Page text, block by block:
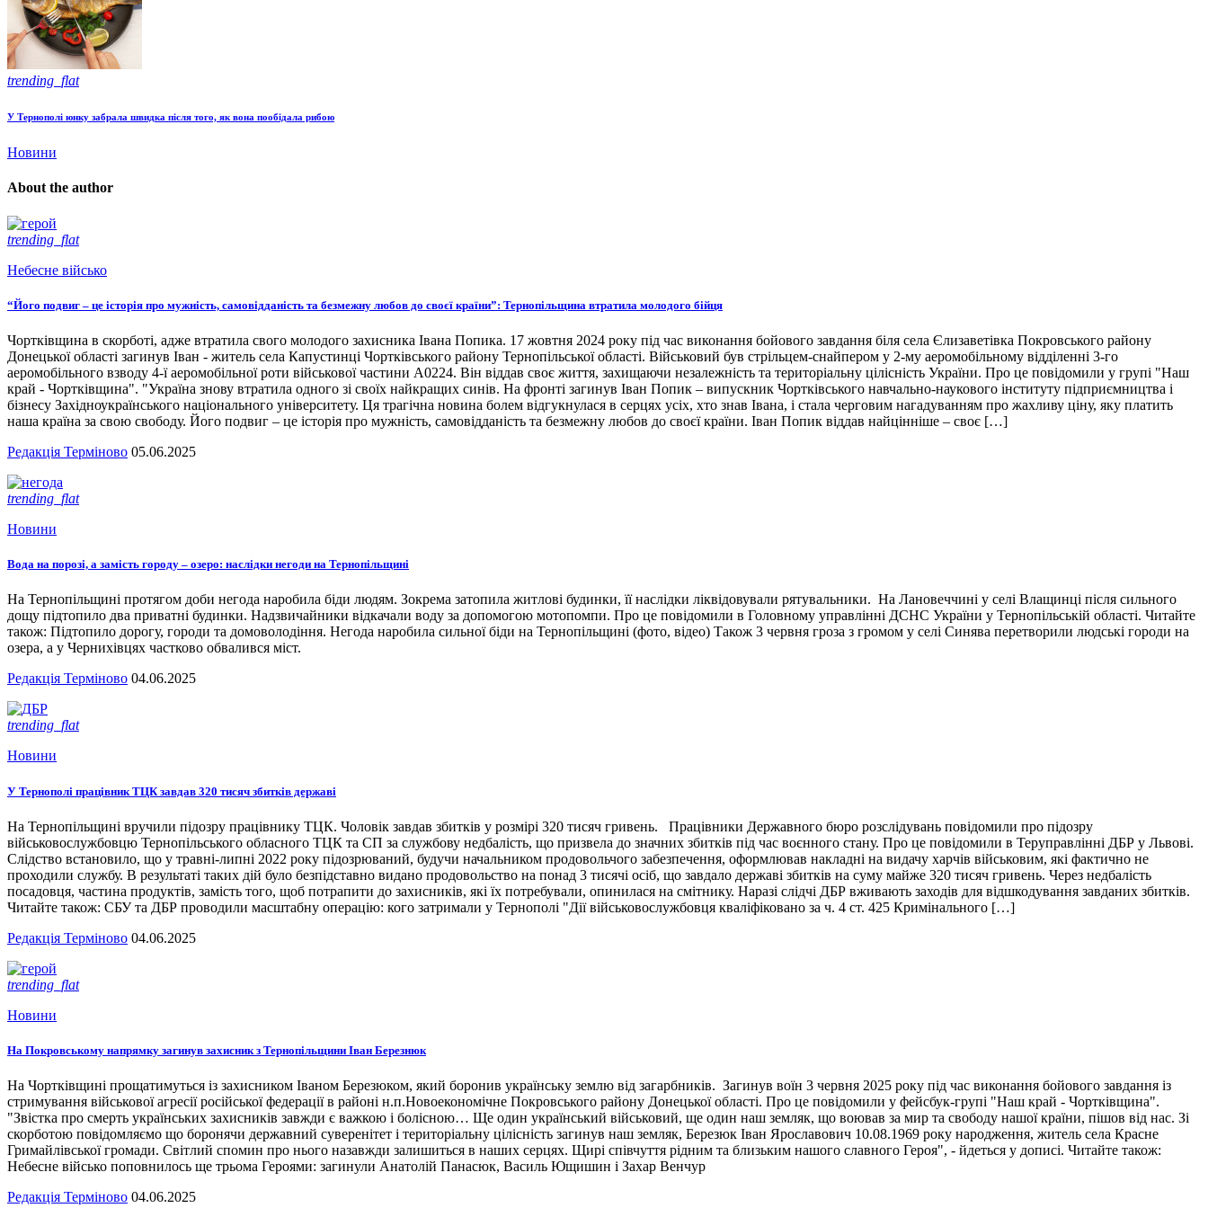
trending_flat
У Тернополі юнку забрала швидка після того, як вона пообідала рибою
Новини
About the author
trending_flat
Небесне військо
“Його подвиг – це історія про мужність, самовідданість та безмежну любов до своєї країни”: Тернопільщина втратила молодого бійця
Чортківщина в скорботі, адже втратила свого молодого захисника Івана Попика. 17 жовтня 2024 року під час виконання бойового завдання біля села Єлизаветівка Покровського району
Донецької області загинув Іван - житель села Капустинці Чортківського району Тернопільської області. Військовий був стрільцем-снайпером у 2-му аеромобільному відділенні 3-го
аеромобільного взводу 4-ї аеромобільної роти військової частини А0224. Він віддав своє життя, захищаючи незалежність та територіальну цілісність України. Про це повідомили у групі "Наш
край - Чортківщина". "Україна знову втратила одного зі своїх найкращих синів. На фронті загинув Іван Попик – випускник Чортківського навчально-наукового інституту підприємництва і
бізнесу Західноукраїнського національного університету. Ця трагічна новина болем відгукнулася в серцях усіх, хто знав Івана, і стала черговим нагадуванням про жахливу ціну, яку платить
наша країна за свою свободу. Його подвиг – це історія про мужність, самовідданість та безмежну любов до своєї країни. Іван Попик віддав найцінніше – своє […]
Редакція Терміново 05.06.2025
trending_flat
Новини
Вода на порозі, а замість городу – озеро: наслідки негоди на Тернопільщині
На Тернопільщині протягом доби негода наробила біди людям. Зокрема затопила житлові будинки, її наслідки ліквідовували рятувальники. На Лановеччині у селі Влащинці після сильного
дощу підтопило два приватні будинки. Надзвичайники відкачали воду за допомогою мотопомпи. Про це повідомили в Головному управлінні ДСНС України у Тернопільській області. Читайте
також: Підтопило дорогу, городи та домоволодіння. Негода наробила сильної біди на Тернопільщині (фото, відео) Також 3 червня гроза з громом у селі Синява перетворили людські городи на
озера, а у Чернихівцях частково обвалився міст.
Редакція Терміново 04.06.2025
trending_flat
Новини
У Тернополі працівник ТЦК завдав 320 тисяч збитків державі
На Тернопільщині вручили підозру працівнику ТЦК. Чоловік завдав збитків у розмірі 320 тисяч гривень. Працівники Державного бюро розслідувань повідомили про підозру
військовослужбовцю Тернопільського обласного ТЦК та СП за службову недбалість, що призвела до значних збитків під час воєнного стану. Про це повідомили в Теруправлінні ДБР у Львові.
Слідство встановило, що у травні-липні 2022 року підозрюваний, будучи начальником продовольчого забезпечення, оформлював накладні на видачу харчів військовим, які фактично не
проходили службу. В результаті таких дій було безпідставно видано продовольство на понад 3 тисячі осіб, що завдало державі збитків на суму майже 320 тисяч гривень. Через недбалість
посадовця, частина продуктів, замість того, щоб потрапити до захисників, які їх потребували, опинилася на смітнику. Наразі слідчі ДБР вживають заходів для відшкодування завданих збитків.
Читайте також: СБУ та ДБР проводили масштабну операцію: кого затримали у Тернополі "Дії військовослужбовця кваліфіковано за ч. 4 ст. 425 Кримінального […]
Редакція Терміново 04.06.2025
trending_flat
Новини
На Покровському напрямку загинув захисник з Тернопільщини Іван Березнюк
На Чортківщині прощатимуться із захисником Іваном Березюком, який боронив українську землю від загарбників. Загинув воїн 3 червня 2025 року під час виконання бойового завдання із
стримування військової агресії російської федерації в районі н.п.Новоекономічне Покровського району Донецької області. Про це повідомили у фейсбук-групі "Наш край - Чортківщина".
"Звістка про смерть українських захисників завжди є важкою і болісною… Ще один український військовий, ще один наш земляк, що воював за мир та свободу нашої країни, пішов від нас. Зі
скорботою повідомляємо що боронячи державний суверенітет і територіальну цілісність загинув наш земляк, Березюк Іван Ярославович 10.08.1969 року народження, житель села Красне
Гримайлівської громади. Світлий спомин про нього назавжди залишиться в наших серцях. Щирі співчуття рідним та близьким нашого славного Героя", - йдеться у дописі. Читайте також:
Небесне військо поповнилось ще трьома Героями: загинули Анатолій Панасюк, Василь Ющишин і Захар Венчур
Редакція Терміново 04.06.2025